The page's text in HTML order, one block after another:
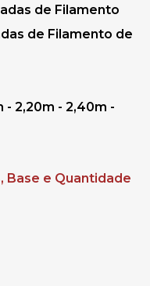
de Filamento
de Filamento de
- 2,20m - 2,40m -
Base e Quantidade